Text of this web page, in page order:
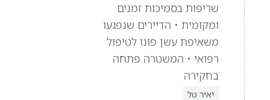
שריפות בסמיכות זמנים
ומקומית • הדיירים שנפגעו
משאיפת עשן פונו לטיפול
רפואי • המשטרה פתחה
בחקירה
יאיר טל